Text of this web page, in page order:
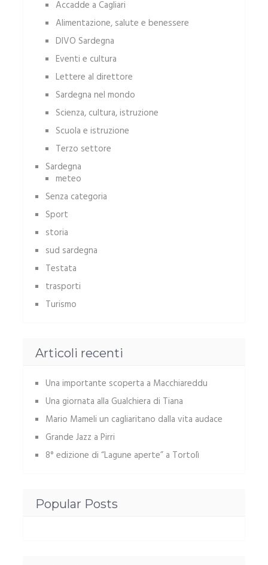
Accadde a Cagliari
Alimentazione, salute e benessere
DIVO Sardegna
Eventi e cultura
Lettere al direttore
Sardegna nel mondo
Scienza, cultura, istruzione
Scuola e istruzione
Terzo settore
Sardegna
meteo
Senza categoria
Sport
storia
sud sardegna
Testata
trasporti
Turismo
Articoli recenti
Una importante scoperta a Macchiareddu
Una giornata alla Gualchiera di Tiana
Mario Mameli un cagliaritano dalla vita audace
Grande Jazz a Pirri
8° edizione di “Lagune aperte” a Tortolì
Popular Posts